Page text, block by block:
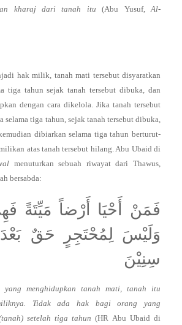
kharaj dari tanah itu(Abu Yusuf,Al-
hak milik, tanah mati tersebut disyaratkan
tiga tahun sejak tanah tersebut dibuka, dan
dengan cara dikelola. Jika tanah tersebut
selama tiga tahun, sejak tanah tersebut dibuka,
dibiarkan selama tiga tahun berturut-
atas tanah tersebut hilang. Abu Ubaid di
menuturkan sebuah riwayat dari Thawus,
bersabda:
فَمَنْ أَحْيَا أَرْضاً مَيِّتَةً
وَلَيْسَ لِمُحْتَجِرٍ حَقٌ
سِنِيْنَ
yang menghidupkan tanah mati, tanah itu
Tidak ada hak bagi orang yang
setelah tiga tahun(HR Abu Ubaid di